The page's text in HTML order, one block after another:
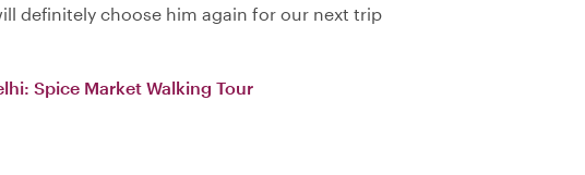
definitely choose him again for our next trip
Spice Market Walking Tour